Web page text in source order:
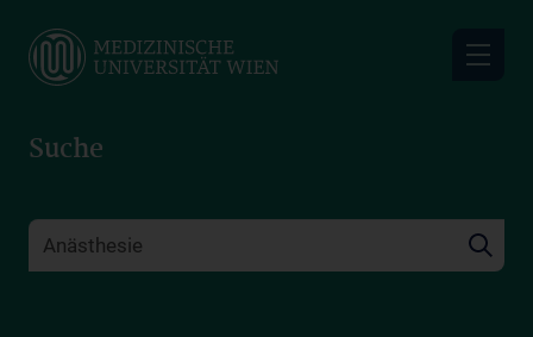
main
Suche